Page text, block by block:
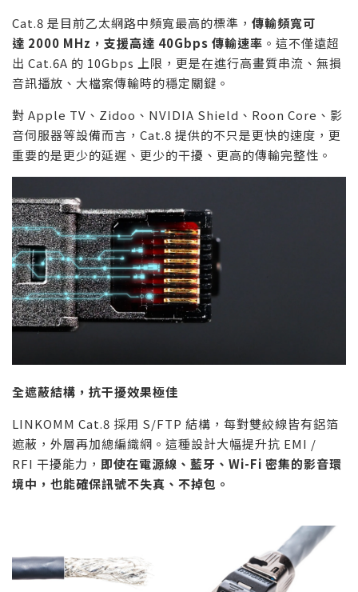
Cat.8 是目前乙太網路中頻寬最高的標準， 傳輸頻寬可
達 2000 MHz ，支援高達 40Gbps 傳輸速率 。這不僅遠超
出 Cat.6A 的 10Gbps 上限，更是在進行高畫質串流、無損
音訊播放、大檔案傳輸時的穩定關鍵。
對 Apple TV、Zidoo、NVIDIA Shield、Roon Core、影
音伺服器等設備而言，Cat.8 提供的不只是更快的速度，更
重要的是更少的延遲、更少的干擾、更高的傳輸完整性。
全遮蔽結構，抗干擾效果極佳
LINKOMM Cat.8 採用 S/FTP 結構，每對雙絞線皆有鋁箔
遮蔽，外層再加總編織網。這種設計大幅提升抗 EMI /
RFI 干擾能力， 即使在電源線、藍牙、 Wi-Fi 密集的影音環
境中，也能確保訊號不失真、不掉包。